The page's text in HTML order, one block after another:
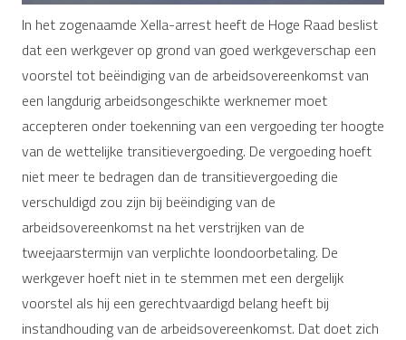
In het zogenaamde Xella-arrest heeft de Hoge Raad beslist
dat een werkgever op grond van goed werkgeverschap een
voorstel tot beëindiging van de arbeidsovereenkomst van
een langdurig arbeidsongeschikte werknemer moet
accepteren onder toekenning van een vergoeding ter hoogte
van de wettelijke transitievergoeding. De vergoeding hoeft
niet meer te bedragen dan de transitievergoeding die
verschuldigd zou zijn bij beëindiging van de
arbeidsovereenkomst na het verstrijken van de
tweejaarstermijn van verplichte loondoorbetaling. De
werkgever hoeft niet in te stemmen met een dergelijk
voorstel als hij een gerechtvaardigd belang heeft bij
instandhouding van de arbeidsovereenkomst. Dat doet zich